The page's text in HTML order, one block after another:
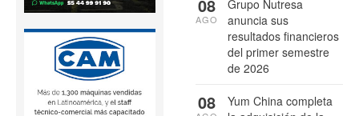
Grupo Nutresa
anuncia sus
resultados financieros
del primer semestre
de 2026
08
AGO
Yum China completa
08